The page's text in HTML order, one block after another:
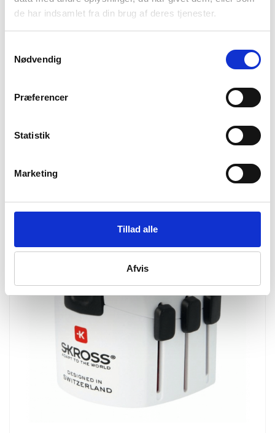
de har indsamlet fra din brug af deres tjenester.
Nødvendig
Præferencer
Statistik
Marketing
Tillad alle
Afvis
Rejseadapter – DK til USA
rund
DK til USA adapter
Mexico
Puerto Rico